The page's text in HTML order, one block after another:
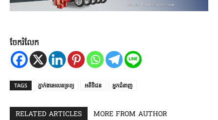
ចែករំលែក
TAGS ភ្នាក់ងារអលនទ្រព្យ អតិថិជន អ្នកជំនាញ
RELATED ARTICLES MORE FROM AUTHOR